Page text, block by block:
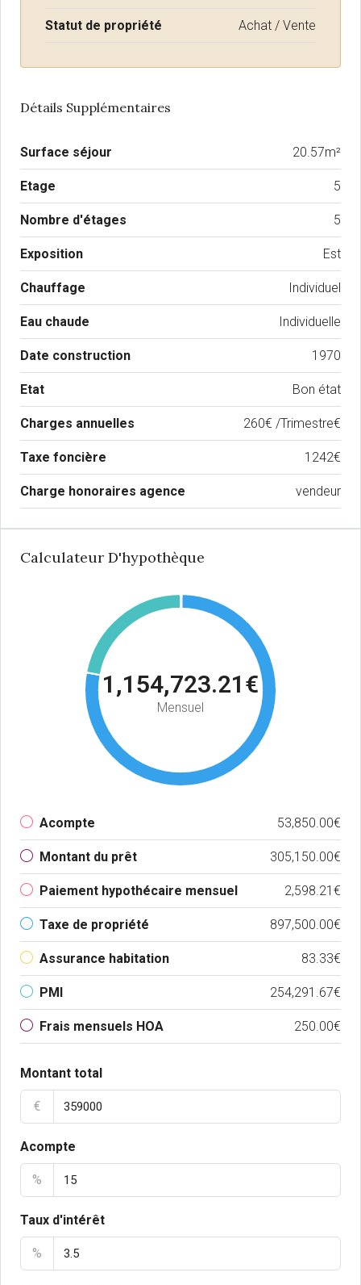
Statut de propriété Achat / Vente
Détails Supplémentaires
Surface séjour 20.57m²
Etage 5
Nombre d'étages 5
Exposition Est
Chauffage Individuel
Eau chaude Individuelle
Date construction 1970
Etat Bon état
Charges annuelles 260€ /Trimestre€
Taxe foncière 1242€
Charge honoraires agence vendeur
Calculateur D'hypothèque
1,154,723.21€
Mensuel
Acompte 53,850.00€
Montant du prêt 305,150.00€
Paiement hypothécaire mensuel 2,598.21€
Taxe de propriété 897,500.00€
Assurance habitation 83.33€
PMI 254,291.67€
Frais mensuels HOA 250.00€
Montant total
€
Acompte
%
Taux d'intérêt
%